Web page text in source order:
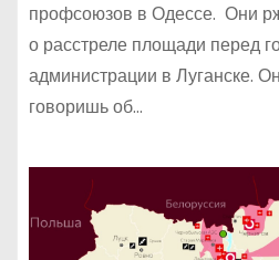
профсоюзов в Одессе. Они
о расстреле площади перед
администрации в Луганске.
говоришь об…